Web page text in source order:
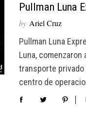
Pullman Luna
by Ariel Cruz
Pullman Luna
Luna,
transporte
centro de